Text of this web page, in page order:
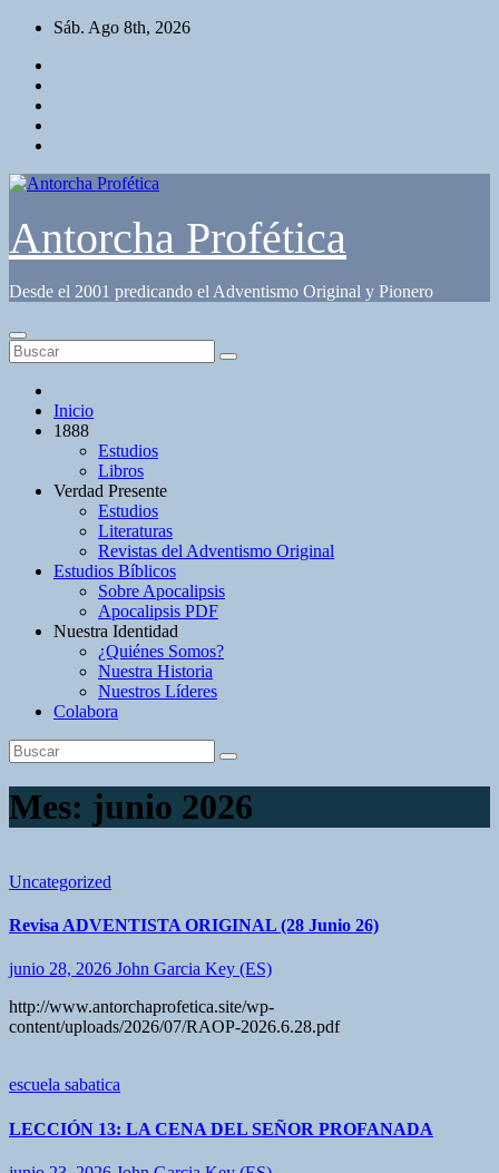
Saltar
contenido
Sáb. Ago 8th, 2026
Antorcha Profética
Desde el 2001 predicando el Adventismo Original y Pionero
Inicio
1888
Estudios
Libros
Verdad Presente
Estudios
Literaturas
Revistas del Adventismo Original
Estudios Bíblicos
Sobre Apocalipsis
Apocalipsis PDF
Nuestra Identidad
¿Quiénes Somos?
Nuestra Historia
Nuestros Líderes
Colabora
Mes: junio 2026
Uncategorized
Revisa ADVENTISTA ORIGINAL (28 Junio 26)
junio 28, 2026 John Garcia Key (ES)
http://www.antorchaprofetica.site/wp-
content/uploads/2026/07/RAOP-2026.6.28.pdf
escuela sabatica
LECCIÓN 13: LA CENA DEL SEÑOR PROFANADA